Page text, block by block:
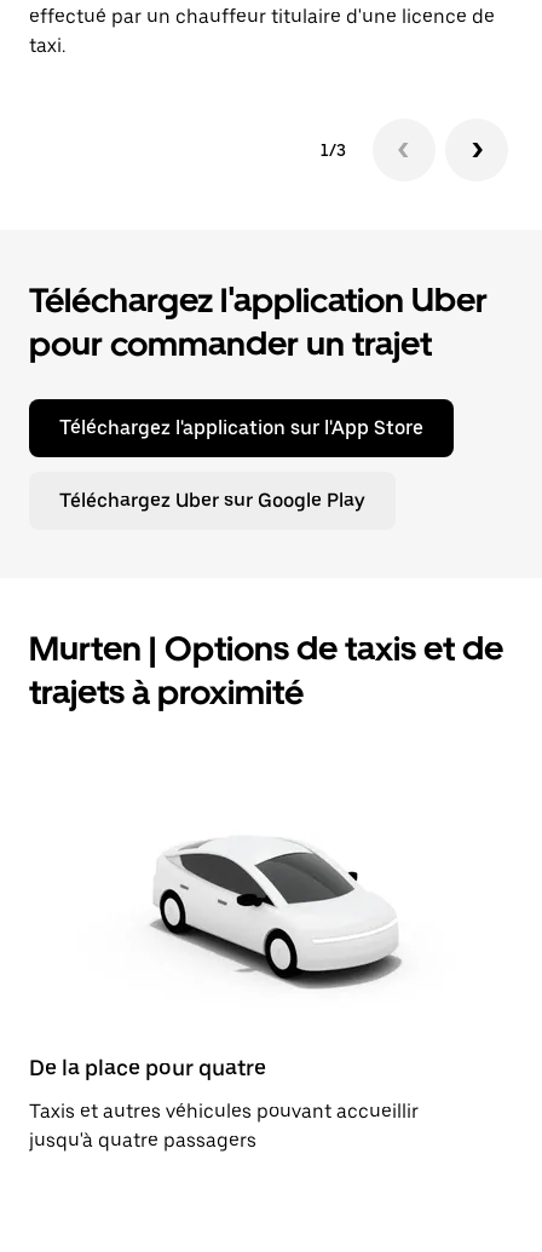
effectué par un chauffeur titulaire d'une licence de
taxi.
1/3
Téléchargez l'application Uber
pour commander un trajet
Téléchargez l'application sur l'App Store
Téléchargez Uber sur Google Play
Murten | Options de taxis et de
trajets à proximité
De la place pour quatre
Taxis et autres véhicules pouvant accueillir
jusqu'à quatre passagers